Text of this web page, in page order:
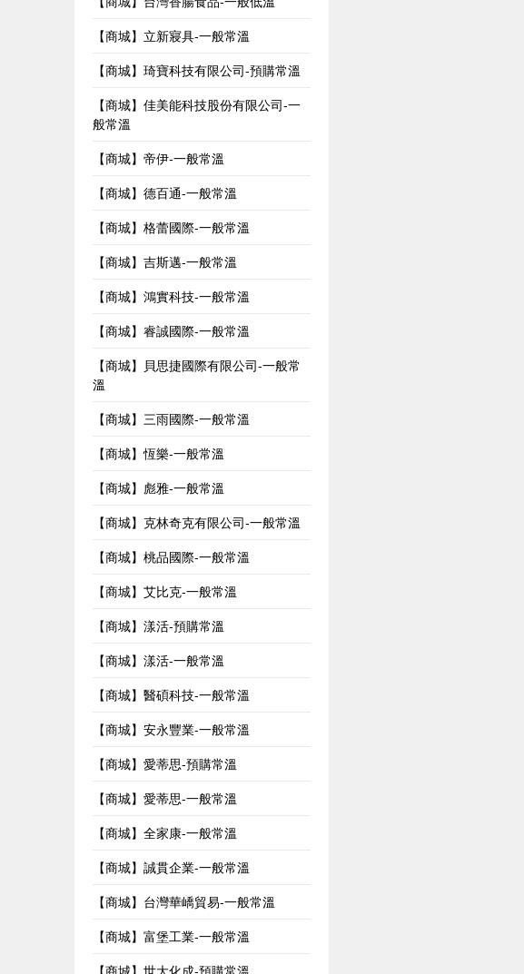
【商城】立新寢具-一般常溫
【商城】琦寶科技有限公司-預購常溫
【商城】佳美能科技股份有限公司-一
般常溫
【商城】帝伊-一般常溫
【商城】德百通-一般常溫
【商城】格蕾國際-一般常溫
【商城】吉斯邁-一般常溫
【商城】鴻實科技-一般常溫
【商城】睿誠國際-一般常溫
【商城】貝思捷國際有限公司-一般常
溫
【商城】三雨國際-一般常溫
【商城】恆樂-一般常溫
【商城】彪雅-一般常溫
【商城】克林奇克有限公司-一般常溫
【商城】桃品國際-一般常溫
【商城】艾比克-一般常溫
【商城】漾活-預購常溫
【商城】漾活-一般常溫
【商城】醫碩科技-一般常溫
【商城】安永豐業-一般常溫
【商城】愛蒂思-預購常溫
【商城】愛蒂思-一般常溫
【商城】全家康-一般常溫
【商城】誠貫企業-一般常溫
【商城】台灣華嶠貿易-一般常溫
【商城】富堡工業-一般常溫
【商城】世大化成-預購常溫